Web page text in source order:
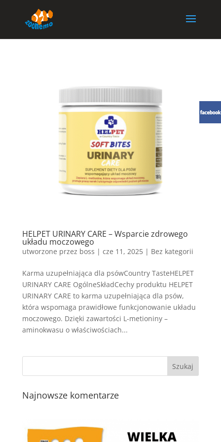
HELPET URINARY CARE – Wsparcie zdrowego
układu moczowego
utworzone przez boss | cze 11, 2025| Bez kategorii
Karma uzupełniająca dla psówCountry TasteHELPET
URINARY CARE OgólneSkładCechy produktu HELPET
URINARY CARE to karma uzupełniająca dla psów,
która wspomaga prawidłowe funkcjonowanie układu
moczowego. Dzięki zawartości L-metioniny –
aminokwasu o właściwościach...
Najnowsze komentarze